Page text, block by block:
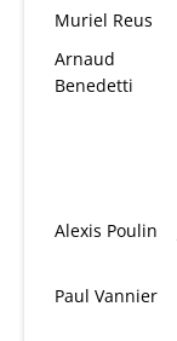
Muriel Reus
Arnaud
Benedetti
Alexis Poulin
Paul Vannier